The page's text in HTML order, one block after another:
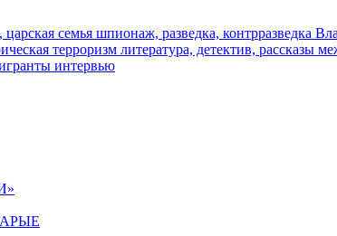
семья шпионаж, разведка, контрразведка
терроризм литература, детектив, рассказы
интервью